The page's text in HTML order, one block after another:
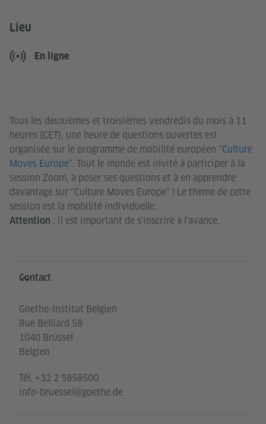
Tous les deuxièmes et troisièmes vendredis du mois à 11
heures (CET), une heure de questions ouvertes est
organisée sur le programme de mobilité européen "Culture
Moves Europe". Tout le monde est invité à participer à la
session Zoom, à poser ses questions et à en apprendre
davantage sur "Culture Moves Europe" ! Le thème de cette
session est la mobilité individuelle.
Attention : il est important de s'inscrire à l'avance.
Lieu
En ligne
Service- und Informationsbereich
Contact
Goethe-Institut Belgien
Rue Belliard 58
1040 Brüssel
Belgien
Tél. +32 2 5858500
info-bruessel@goethe.de